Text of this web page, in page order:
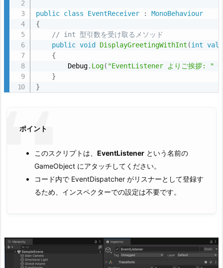
の
ま
め
5.
ま
サ
public class EventReceiver :
MonoBehaviour
{
// int 型引数を受け取るメソッド
public void DisplayGreetingWithInt (int
{
        Debug
. Log( "EventListener よりご挨拶: " +
}
}
ポイント
このスクリプトは、 EventListener という名前の
GameObject にアタッチしてください。
コード内で EventDispatcher がリスナーとして登録す
るため、インスペクターでの設定は不要です。